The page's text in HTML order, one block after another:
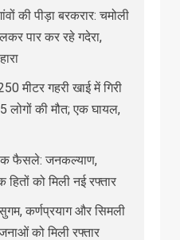
की पीड़ा बरकरार: चमोली
पार कर रहे गदेरा,
मीटर गहरी खाई में गिरी
लोगों की मौत; एक घायल,
फैसले: जनकल्याण,
हितों को मिली नई रफ्तार
कर्णप्रयाग और सिमली
को मिली रफ्तार